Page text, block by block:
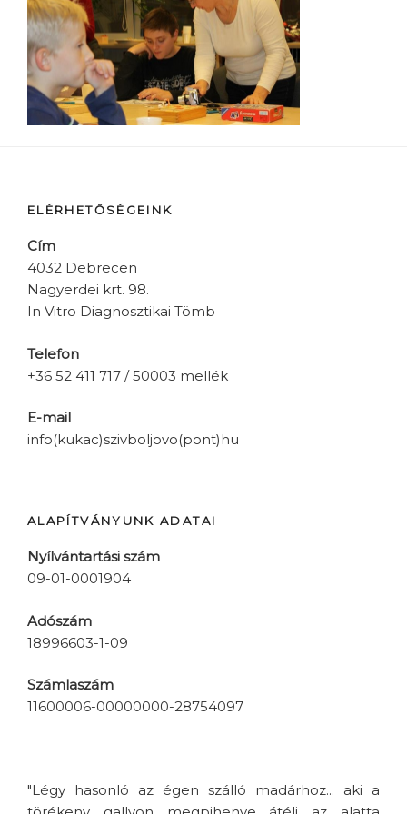
ELÉRHETŐSÉGEINK
Cím
4032 Debrecen
Nagyerdei krt. 98.
In Vitro Diagnosztikai Tömb
Telefon
+36 52 411 717 / 50003 mellék
E-mail
info(kukac)szivboljovo(pont)hu
ALAPÍTVÁNYUNK ADATAI
Nyílvántartási szám
09-01-0001904
Adószám
18996603-1-09
Számlaszám
11600006-00000000-28754097
"Légy hasonló az égen szálló madárhoz... aki a